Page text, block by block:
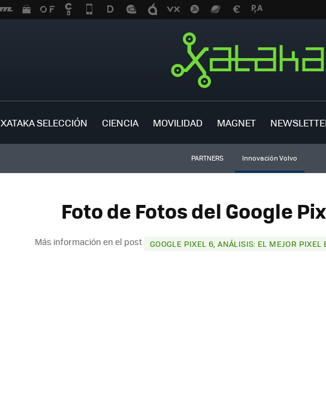
XATAKA SELECCIÓN CIENCIA MOVILIDAD MAGNET
PARTNERS Innovación Volvo
Foto de Fotos del Google
Más información en el post GOOGLE PIXEL 6, ANÁLISIS: EL MEJOR